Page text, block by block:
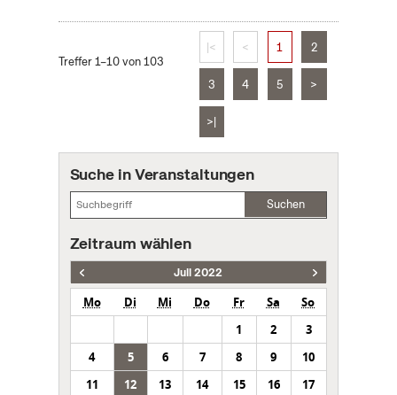
Treffer 1–10 von 103
|< < 1 2
3 4 5 >
>|
Suche in Veranstaltungen
Suchen
Zeitraum wählen
Juli 2022
Mo Di Mi Do Fr Sa
So
1
2
3
4
5 6 7 8 9
10
11
12 13 14 15 16
17